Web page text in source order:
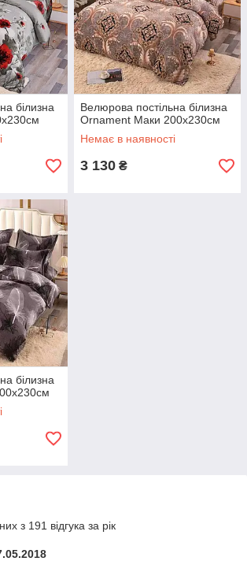
білизна
Велюрова постільна білизна
Ornament Маки 200х230см
Немає в наявності
3 130 ₴
білизна
з 191 відгука за рік